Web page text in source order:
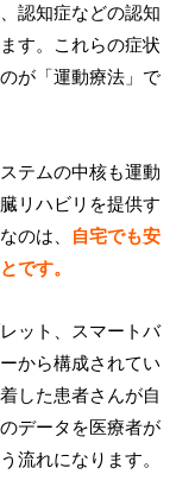
認知症などの認知
す。これらの症状
が「運動療法」で
テムの中核も運動
リハビリを提供す
のは、
自宅でも安
です。
ット、スマートバ
から構成されてい
した患者さんが自
データを医療者が
流れになります。